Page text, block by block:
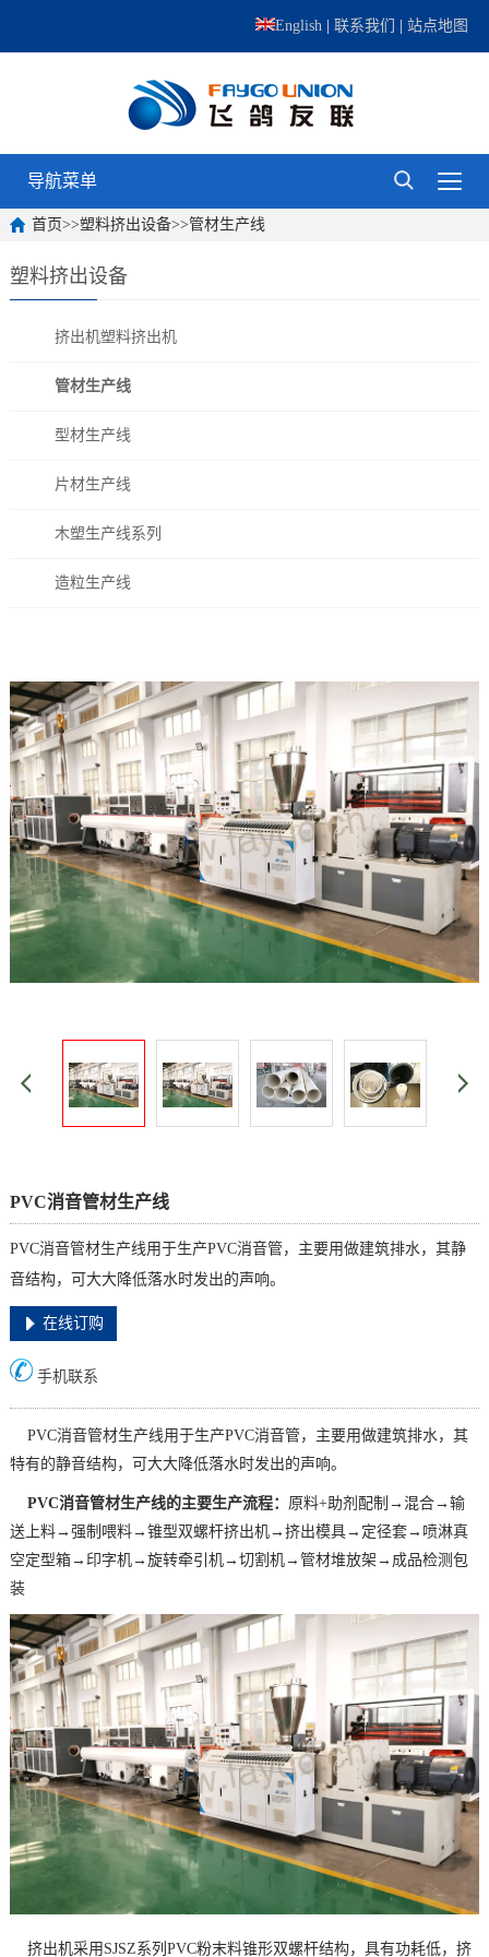
English |联系我们 |站点地图
导航菜单
首页>>塑料挤出设备>>管材生产线
塑料挤出设备
挤出机塑料挤出机
管材生产线
型材生产线
片材生产线
木塑生产线系列
造粒生产线
PVC消音管材生产线
PVC消音管材生产线用于生产PVC消音管，主要用做建筑排水，其静
音结构，可大大降低落水时发出的声响。
在线订购
手机联系
PVC消音管材生产线用于生产PVC消音管，主要用做建筑排水，其
特有的静音结构，可大大降低落水时发出的声响。
PVC消音管材生产线的主要生产流程： 原料+助剂配制→混合→输
送上料→强制喂料→锥型双螺杆挤出机→挤出模具→定径套→喷淋真
空定型箱→印字机→旋转牵引机→切割机→管材堆放架→成品检测包
装
挤出机采用SJSZ系列PVC粉末料锥形双螺杆结构，具有功耗低，挤